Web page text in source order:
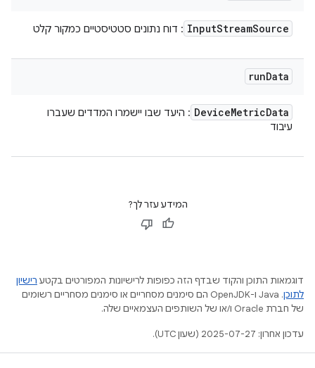
InputStreamSource : דוח נתונים סטטיסטיים כמקור קלט
runData
DeviceMetricData
: היעד שבו יישמרו המדדים שעברו
עיבוד
המידע עזר לך?
דוגמאות התוכן והקוד שבדף הזה כפופות לרישיונות המפורטים בקטע רישיון
לתוכן
.‏ Java ו-OpenJDK הם סימנים מסחריים או סימנים מסחריים רשומים
של חברת Oracle ו/או של השותפים העצמאיים שלה.
עדכון אחרון: 2025-07-27 (שעון UTC).